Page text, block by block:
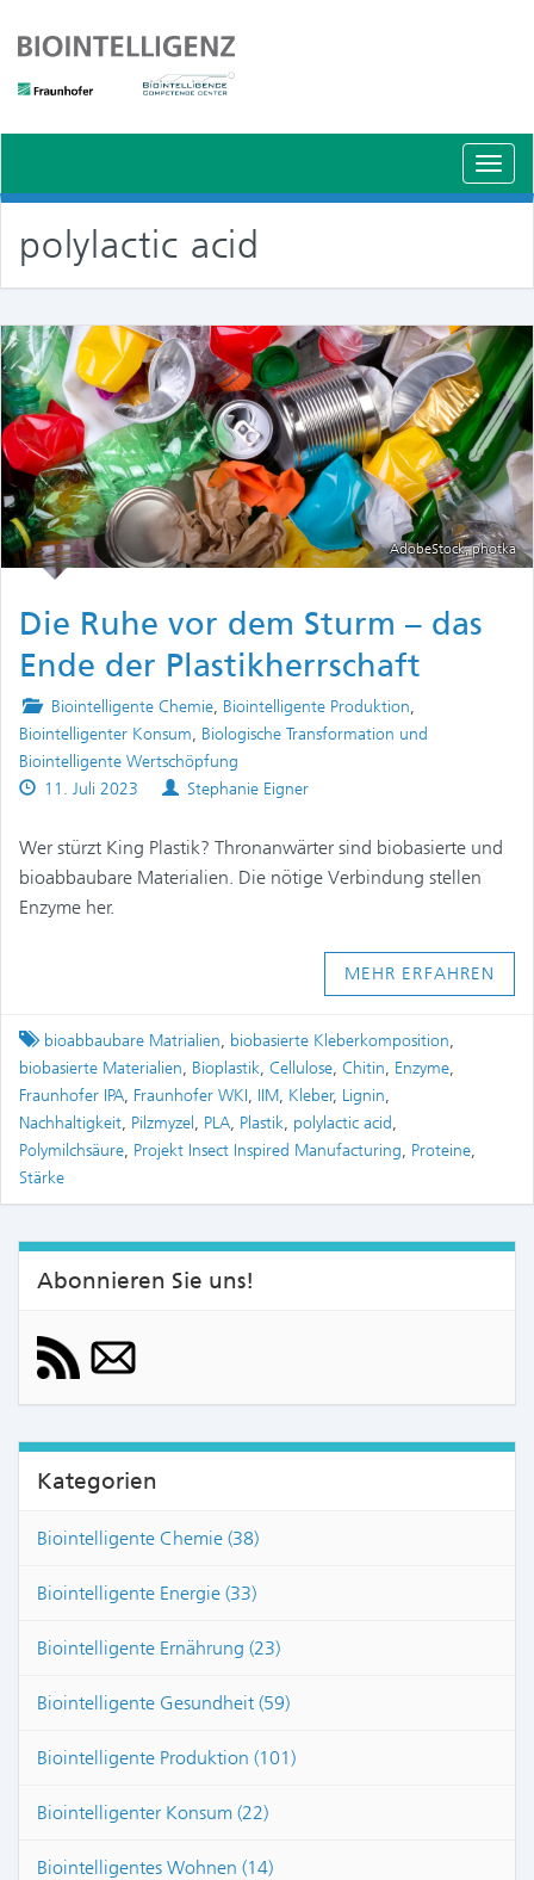
polylactic acid
AdobeStock, photka
Die Ruhe vor dem Sturm – das
Ende der Plastikherrschaft
Posted
in
Biointelligente Chemie, Biointelligente Produktion,
Biointelligenter Konsum, Biologische Transformation und
Biointelligente Wertschöpfung
Published
11. Juli 2023 Authors
Stephanie Eigner
Wer stürzt King Plastik? Thronanwärter sind biobasierte und
bioabbaubare Materialien. Die nötige Verbindung stellen
Enzyme her.
MEHR ERFAHREN
Tagged
bioabbaubare Matrialien, biobasierte Kleberkomposition,
biobasierte Materialien, Bioplastik, Cellulose, Chitin, Enzyme,
Fraunhofer IPA, Fraunhofer WKI, IIM, Kleber, Lignin,
Nachhaltigkeit, Pilzmyzel , PLA, Plastik, polylactic acid,
Polymilchsäure, Projekt Insect Inspired Manufacturing, Proteine,
Stärke
Abonnieren Sie uns!
Kategorien
Biointelligente Chemie (38)
Biointelligente Energie (33)
Biointelligente Ernährung (23)
Biointelligente Gesundheit (59)
Biointelligente Produktion (101)
Biointelligenter Konsum (22)
Biointelligentes Wohnen (14)